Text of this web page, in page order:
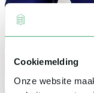
Cookiemelding
Onze website
Presentator&Panellid